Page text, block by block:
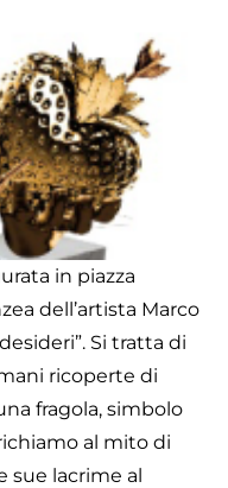
in piazza
dell’artista Marco
Si tratta di
ricoperte di
fragola, simbolo
al mito di
sue lacrime al